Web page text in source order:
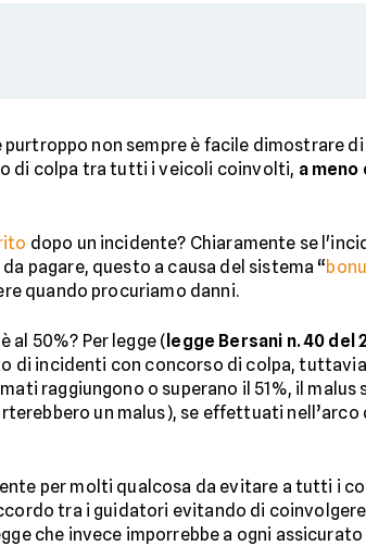
non sempre è facile dimostrare
di colpa tra tutti i veicoli coinvolti, a meno
dopo un incidente? Chiaramente se
pagare, questo a causa del sistema “
quando procuriamo danni.
al 50%? Per legge ( legge Bersani n. 40 del
di incidenti con concorso di colpa,
raggiungono o superano il 51%, il
un malus), se effettuati
per molti qualcosa da evitare a tutti i
tra i guidatori evitando di
che invece imporrebbe a ogni